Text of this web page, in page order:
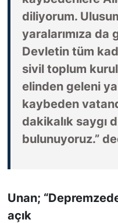
diliyorum.
yaralarımıza
Devletin tüm
sivil toplum
elinden geleni
kaybeden
dakikalık saygı
bulunuyoruz.”
Unan;
açık